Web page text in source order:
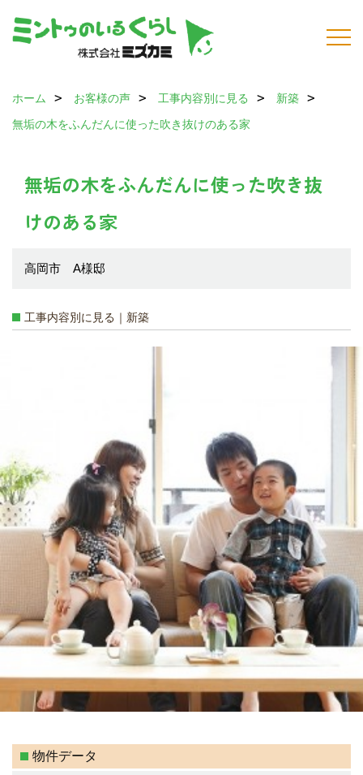
ホーム お客様の声 工事内容別に見る
新築
無垢の木をふんだんに使った吹き抜けのある家
無垢の木をふんだんに使った吹き抜
けのある家
高岡市 A様邸
工事内容別に見る｜新築
物件データ